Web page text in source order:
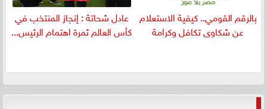
بالرقم القومي.. كيفية الاستعلام
عن شكاوى تكافل وكرامة
عادل شحاتة : إنجاز المنتخب في
كأس العالم ثمرة اهتمام الرئيس...